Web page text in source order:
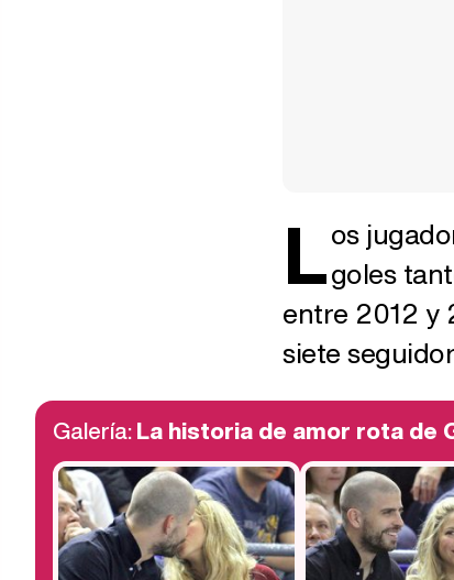
Los
goles
entre 2012 y
siete
Galería:La historia de amor rota de